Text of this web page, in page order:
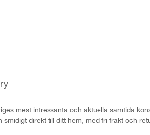
mest intressanta och aktuella samtida
direkt till ditt hem, med fri frakt och